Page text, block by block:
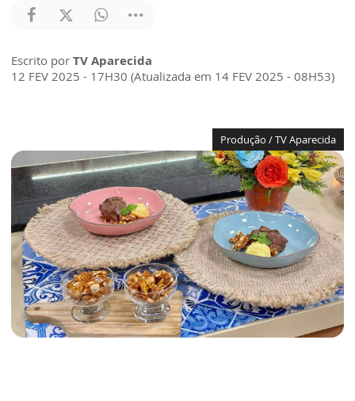
Escrito por TV Aparecida
12 FEV 2025 - 17H30 (Atualizada em 14 FEV 2025 - 08H53)
Produção / TV Aparecida